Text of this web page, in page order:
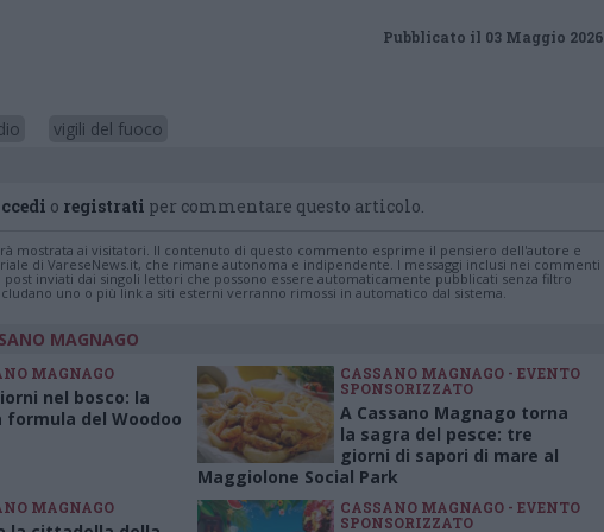
Pubblicato il 03 Maggio 2026
vigili del fuoco
o registrati per commentare questo articolo.
mostrata ai visitatori. Il contenuto di questo commento esprime il pensiero dell'autore e
di VareseNews.it, che rimane autonoma e indipendente. I messaggi inclusi nei commenti
inviati dai singoli lettori che possono essere automaticamente pubblicati senza filtro
uno o più link a siti esterni verranno rimossi in automatico dal sistema.
MAGNAGO
MAGNAGO
nel bosco: la
formula del Woodoo
CASSANO MAGNAGO - EVENTO
SPONSORIZZATO
A Cassano Magnago torna
la sagra del pesce: tre
giorni di sapori di mare al
Maggiolone Social Park
MAGNAGO
CASSANO MAGNAGO - EVENTO
SPONSORIZZATO